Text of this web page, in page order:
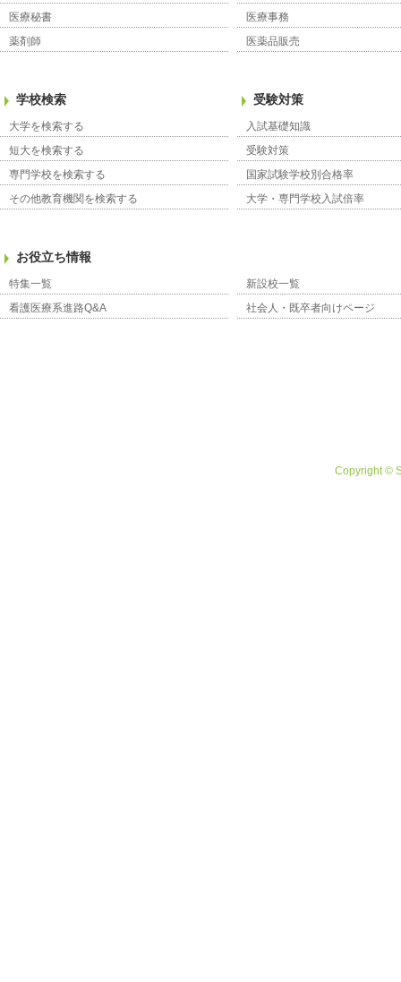
医療秘書
医療事務
薬剤師
医薬品販売
学校検索
大学を検索する
短大を検索する
専門学校を検索する
その他教育機関を検索する
受験対策
入試基礎知識
受験対策
国家試験学校別合格率
大学・専門学校入試倍率
お役立ち情報
特集一覧
新設校一覧
看護医療系進路Q&A
社会人・既卒者向けページ
Copyright ©